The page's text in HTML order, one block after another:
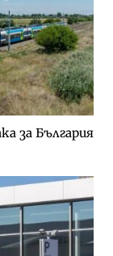
за България